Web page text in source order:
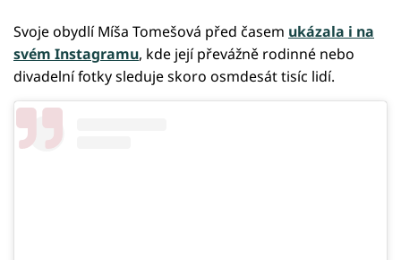
Svoje obydlí Míša Tomešová před časem ukázala i na
svém Instagramu, kde její převážně rodinné nebo
divadelní fotky sleduje skoro osmdesát tisíc lidí.